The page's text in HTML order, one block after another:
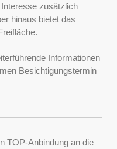
zusätzlich
hinaus bietet das
Informationen
Besichtigungstermin
TOP-Anbindung an die